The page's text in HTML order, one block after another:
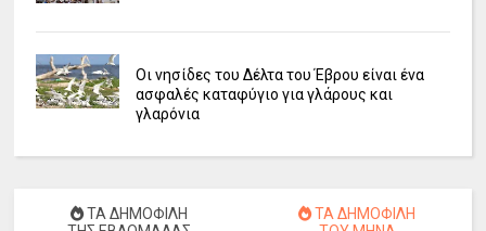
Οι νησίδες του Δέλτα του Έβρου είναι ένα
ασφαλές καταφύγιο για γλάρους και
γλαρόνια
ΤΑ ΔΗΜΟΦΙΛΗ
ΤΑ ΔΗΜΟΦΙΛΗ